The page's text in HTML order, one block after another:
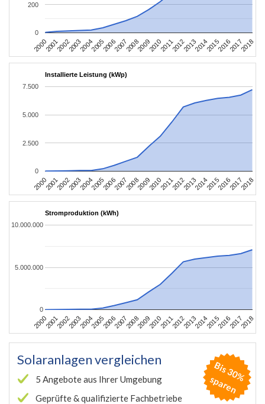
2000200120022003200420052006200720082009201020112012201320142015201620172018
0
200
Installierte Leistung (kWp)
2000200120022003200420052006200720082009201020112012201320142015201620172018
0
2.500
5.000
7.500
Stromproduktion (kWh)
2000200120022003200420052006200720082009201020112012201320142015201620172018
0
5.000.000
10.000.000
Solaranlagen vergleichen
5 Angebote aus Ihrer Umgebung
Geprüfte & qualifizierte Fachbetriebe
B
is
3
0
%
s
p
a
r
e
n